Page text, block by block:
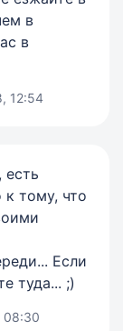
в
в
12:54
есть
к тому, что
Если
туда... ;)
08:30